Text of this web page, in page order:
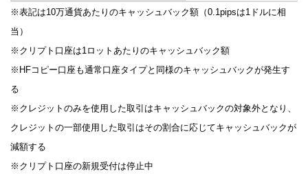
※表記は10万通貨あたりのキャッシュバック額（0.1pipsは1ドルに相
当）
※クリプト口座は1ロットあたりのキャッシュバック額
※HFコピー口座も通常口座タイプと同様のキャッシュバックが発生す
る
※クレジットのみを使用した取引はキャッシュバックの対象外となり、
クレジットの一部使用した取引はその割合に応じてキャッシュバックが
減額する
※クリプト口座の新規受付は停止中